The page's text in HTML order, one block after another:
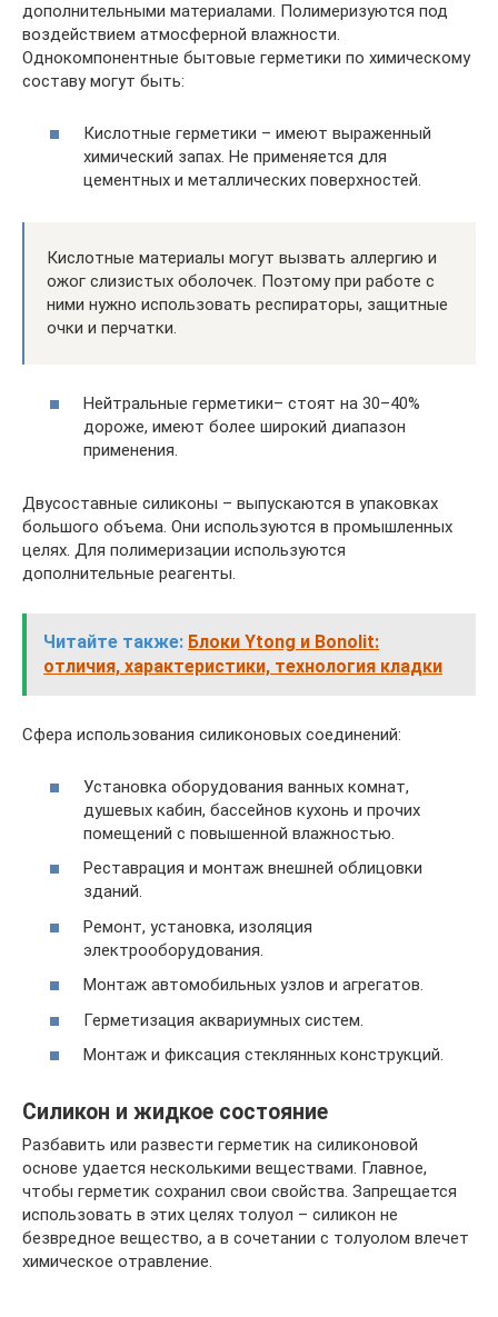
дополнительными материалами. Полимеризуются под
воздействием атмосферной влажности.
Однокомпонентные бытовые герметики по химическому
составу могут быть:
Кислотные герметики – имеют выраженный
химический запах. Не применяется для
цементных и металлических поверхностей.
Кислотные материалы могут вызвать аллергию и
ожог слизистых оболочек. Поэтому при работе с
ними нужно использовать респираторы, защитные
очки и перчатки.
Нейтральные герметики– стоят на 30–40%
дороже, имеют более широкий диапазон
применения.
Двусоставные силиконы – выпускаются в упаковках
большого объема. Они используются в промышленных
целях. Для полимеризации используются
дополнительные реагенты.
Читайте также: Блоки Ytong и Bonolit:
отличия, характеристики, технология кладки
Сфера использования силиконовых соединений:
Установка оборудования ванных комнат,
душевых кабин, бассейнов кухонь и прочих
помещений с повышенной влажностью.
Реставрация и монтаж внешней облицовки
зданий.
Ремонт, установка, изоляция
электрооборудования.
Монтаж автомобильных узлов и агрегатов.
Герметизация аквариумных систем.
Монтаж и фиксация стеклянных конструкций.
Силикон и жидкое состояние
Разбавить или развести герметик на силиконовой
основе удается несколькими веществами. Главное,
чтобы герметик сохранил свои свойства. Запрещается
использовать в этих целях толуол – силикон не
безвредное вещество, а в сочетании с толуолом влечет
химическое отравление.